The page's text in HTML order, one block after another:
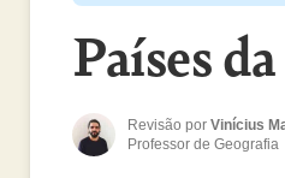
Países
Revisão por Vinícius
Professor de Geografia